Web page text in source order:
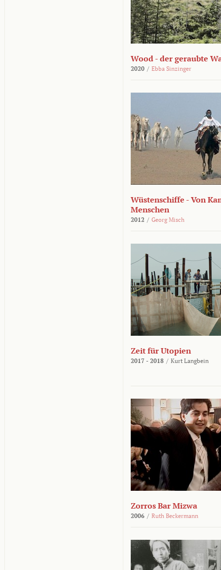
Wood - der geraubte
2020 / Ebba Sinzinger
Wüstenschiffe - Von
Menschen
2012 / Georg Misch
Zeit für Utopien
2017 - 2018 / Kurt Langbein
Zorros Bar Mizwa
2006 / Ruth Beckermann